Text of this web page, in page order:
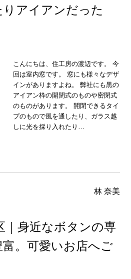
アイアンだった
こんにちは、住工房の渡辺です。 今
回は室内窓です。 窓にも様々なデザ
インがありますよね。 弊社にも黒の
アイアン枠の開閉式のものや密閉式
のものがあります。 開閉できるタイ
プのもので風を通したり、ガラス越
しに光を採り入れたり…
林 奈美
｜身近なボタンの専
。可愛いお店へご